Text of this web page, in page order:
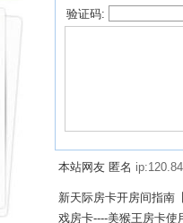
验证码:
本站网友 匿名
新天际房卡开房间指
戏房卡----美猴王房卡